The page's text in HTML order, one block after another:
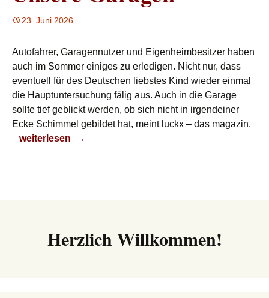
23. Juni 2026
Autofahrer, Garagennutzer und Eigenheimbesitzer haben
auch im Sommer einiges zu erledigen. Nicht nur, dass
eventuell für des Deutschen liebstes Kind wieder einmal
die Hauptuntersuchung fälig aus. Auch in die Garage
sollte tief geblickt werden, ob sich nicht in irgendeiner
Ecke Schimmel gebildet hat, meint luckx – das magazin.
Unsere Garagen
weiterlesen →
Herzlich Willkommen!